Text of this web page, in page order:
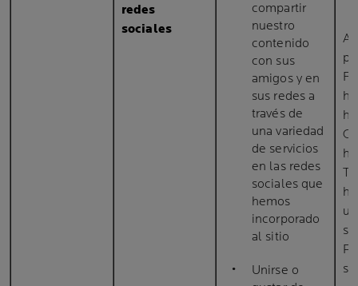
redes
sociales
compartir
nuestro
contenido
con sus
amigos y en
sus redes a
través de
una variedad
de servicios
en las redes
sociales que
hemos
incorporado
al sitio
Unirse o
A